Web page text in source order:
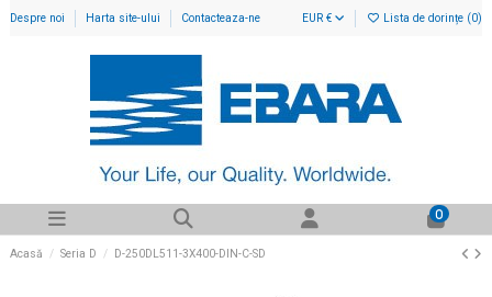
Despre noi Harta site-ului Contacteaza-ne EUR € Lista de dorințe (0)
0
Acasă Seria D D-250DL511-3X400-DIN-C-SD